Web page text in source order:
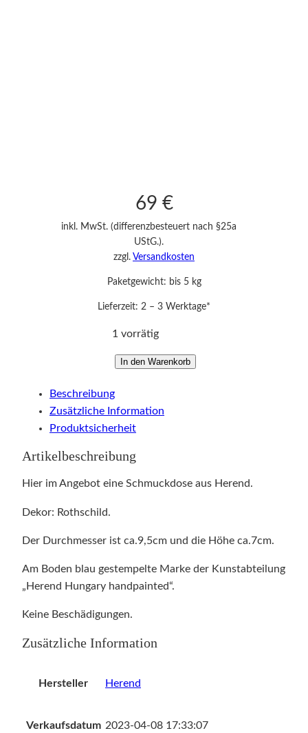
69 €
inkl. MwSt. (differenzbesteuert nach §25a
UStG.).
zzgl. Versandkosten
Paketgewicht: bis 5 kg
Lieferzeit: 2 – 3 Werktage*
1 vorrätig
s
e
/
h
d
o
e
e
d
In den Warenkorb
Beschreibung
Zusätzliche Information
Produktsicherheit
Artikelbeschreibung
Hier im Angebot eine Schmuckdose aus Herend.
Dekor: Rothschild.
Der Durchmesser ist ca.9,5cm und die Höhe ca.7cm.
Am Boden blau gestempelte Marke der Kunstabteilung
„Herend Hungary handpainted“.
Keine Beschädigungen.
Zusätzliche Information
Hersteller Herend
Verkaufsdatum 2023-04-08 17:33:07